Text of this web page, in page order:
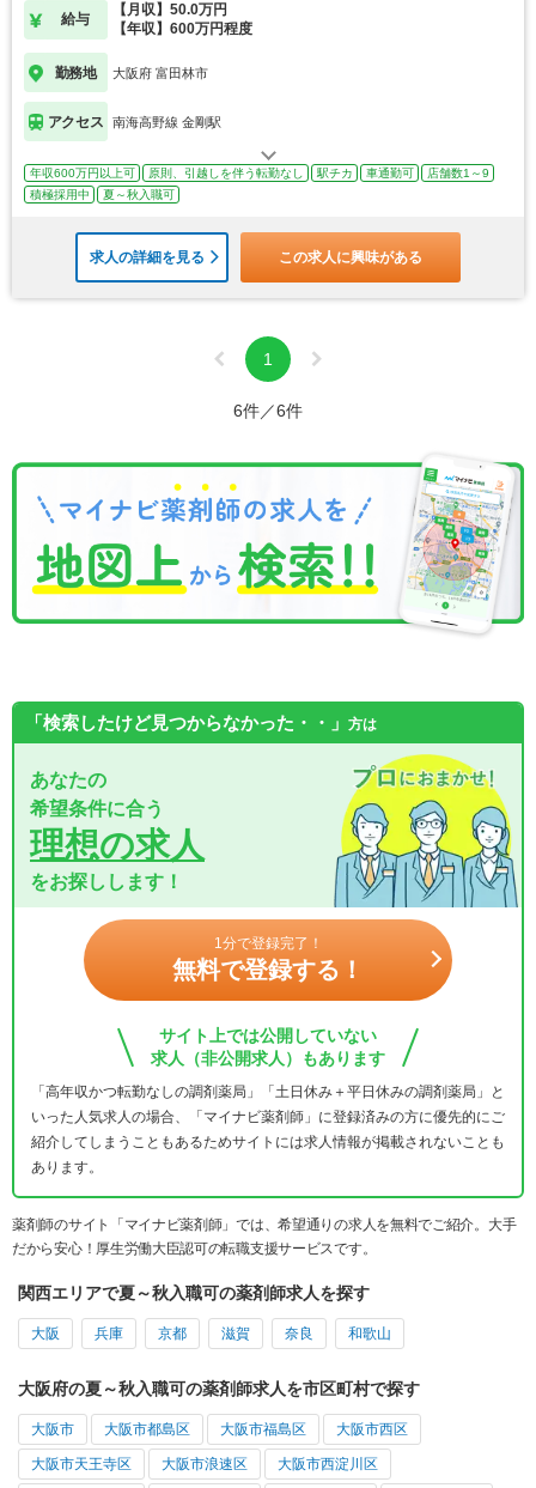
給与
【月収】50.0万円
【年収】600万円程度
勤務地 大阪府 富田林市
アクセス 南海高野線 金剛駅
年収600万円以上可 原則、引越しを伴う転勤なし 駅チカ 車通勤可
店舗数1～9
積極採用中
夏～秋入職可
求人の詳細を見る この求人に興味がある
1
6件／6件
「検索したけど見つからなかった・・」 方は
あなたの
希望条件に合う
理想の求人
をお探しします！
1分で登録完了！
無料で登録する！
サイト上では公開していない
求人（非公開求人）もあります
「高年収かつ転勤なしの調剤薬局」「土日休み＋平日休みの調剤薬局」と
いった人気求人の場合、「マイナビ薬剤師」に登録済みの方に優先的にご
紹介してしまうこともあるためサイトには求人情報が掲載されないことも
あります。
薬剤師のサイト「マイナビ薬剤師」では、希望通りの求人を無料でご紹介。大手
だから安心！厚生労働大臣認可の転職支援サービスです。
関西エリアで夏～秋入職可の薬剤師求人を探す
大阪 兵庫 京都 滋賀 奈良 和歌山
大阪府の夏～秋入職可の薬剤師求人を市区町村で探す
大阪市 大阪市都島区 大阪市福島区 大阪市西区
大阪市天王寺区 大阪市浪速区 大阪市西淀川区